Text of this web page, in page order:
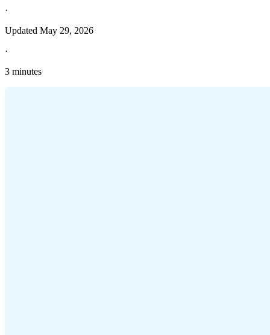
·
Updated May 29, 2026
·
3 minutes